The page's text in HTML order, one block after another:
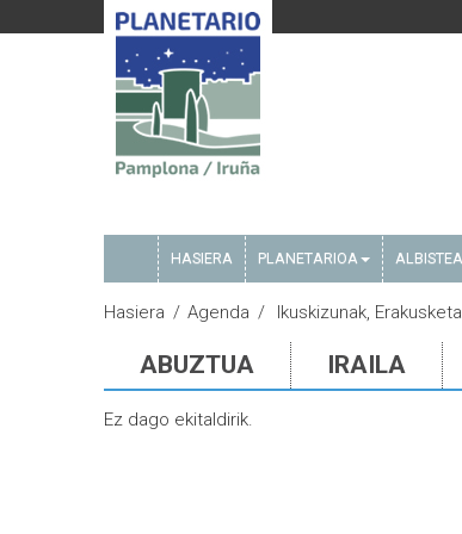
HASIERA PLANETARIOA
Hasiera Agenda Ikuskizunak,
ABUZTUA IRAILA
Ez dago ekitaldirik.